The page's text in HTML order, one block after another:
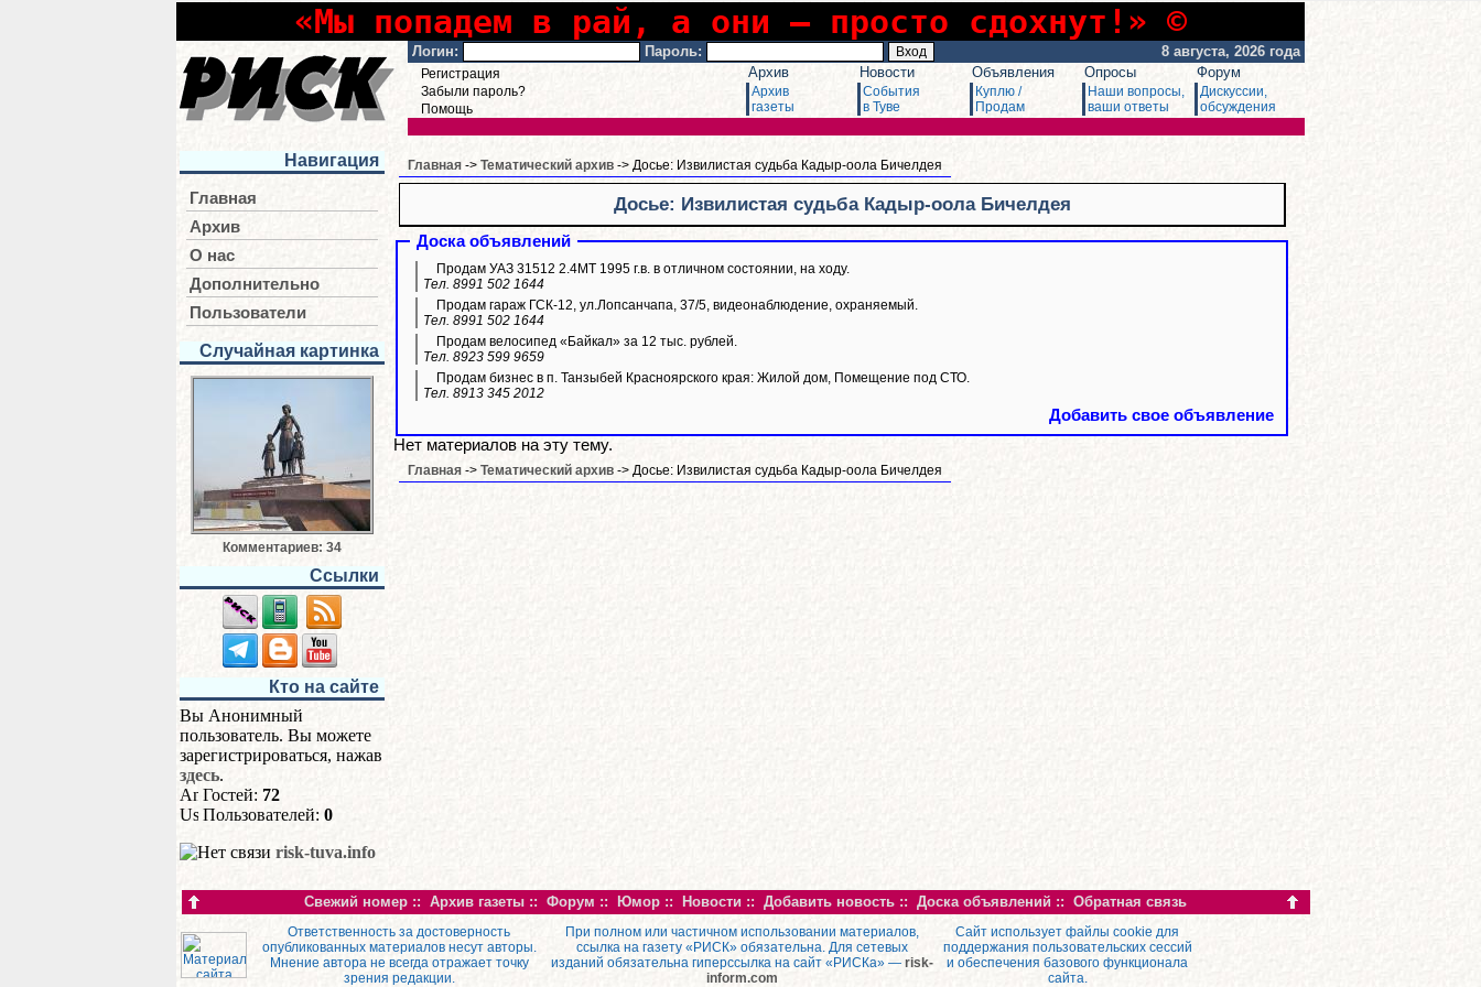
«Мы попадем в рай, а они – просто сдохнут!» ©
Логин: Пароль: 8 августа, 2026 года
Регистрация
Забыли пароль?
Помощь
Архив
Архив
газеты
Новости
События
в Туве
Объявления
Куплю /
Продам
Опросы
Наши вопросы,
ваши ответы
Форум
Дискуссии,
обсуждения
Навигация
Главная
Архив
О нас
Дополнительно
Пользователи
Случайная картинка
Комментариев: 34
Ссылки
Кто на сайте
Вы Анонимный
пользователь. Вы можете
зарегистрироваться, нажав
здесь.
Гостей: 72
Пользователей: 0
risk-tuva.info
Главная -> Тематический архив -> Досье: Извилистая судьба Кадыр-оола Бичелдея
Досье: Извилистая судьба Кадыр-оола Бичелдея
Доска объявлений
Продам УАЗ 31512 2.4МТ 1995 г.в. в отличном состоянии, на ходу.
Тел. 8991 502 1644
Продам гараж ГСК-12, ул.Лопсанчапа, 37/5, видеонаблюдение, охраняемый.
Тел. 8991 502 1644
Продам велосипед «Байкал» за 12 тыс. рублей.
Тел. 8923 599 9659
Продам бизнес в п. Танзыбей Красноярского края: Жилой дом, Помещение под СТО.
Тел. 8913 345 2012
Добавить свое объявление
Нет материалов на эту тему.
Главная -> Тематический архив -> Досье: Извилистая судьба Кадыр-оола Бичелдея
Свежий номер :: Архив газеты :: Форум :: Юмор :: Новости :: Добавить новость :: Доска объявлений :: Обратная связь
Ответственность за достоверность
опубликованных материалов несут авторы.
Мнение автора не всегда отражает точку
зрения редакции.
При полном или частичном использовании материалов,
ссылка на газету «РИСК» обязательна. Для сетевых
изданий обязательна гиперссылка на сайт «РИСКа» — risk-
inform.com
Сайт использует файлы cookie для
поддержания пользовательских сессий
и обеспечения базового функционала
сайта.